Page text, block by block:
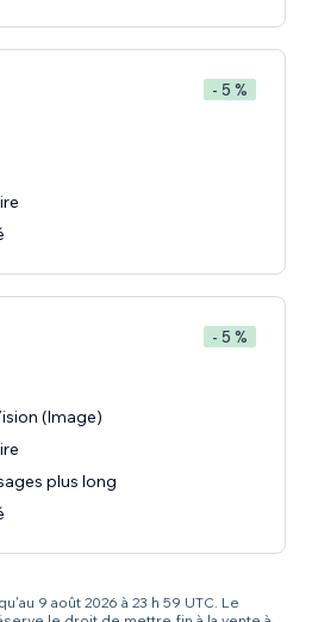
- 5 %
- 5 %
(Image)
plus long
9 août 2026 à 23 h 59 UTC. Le